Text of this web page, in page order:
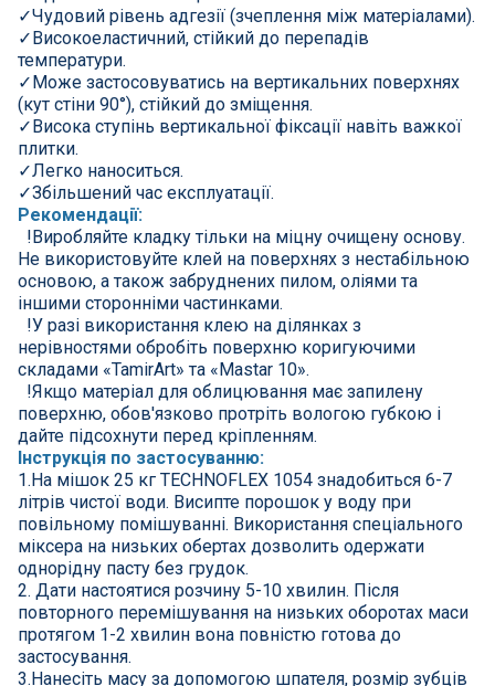
✓Чудовий рівень адгезії (зчеплення між матеріалами).
✓Високоеластичний, стійкий до перепадів
температури.
✓Може застосовуватись на вертикальних поверхнях
(кут стіни 90°), стійкий до зміщення.
✓Висока ступінь вертикальної фіксації навіть важкої
плитки.
✓Легко наноситься.
✓Збільшений час експлуатації.
Рекомендації:
!Виробляйте кладку тільки на міцну очищену основу.
Не використовуйте клей на поверхнях з нестабільною
основою, а також забруднених пилом, оліями та
іншими сторонніми частинками.
!У разі використання клею на ділянках з
нерівностями обробіть поверхню коригуючими
складами «TamirArt» та «Mastar 10».
!Якщо матеріал для облицювання має запилену
поверхню, обов'язково протріть вологою губкою і
дайте підсохнути перед кріпленням.
Інструкція по застосуванню:
1.На мішок 25 кг TECHNOFLEX 1054 знадобиться 6-7
літрів чистої води. Висипте порошок у воду при
повільному помішуванні. Використання спеціального
міксера на низьких обертах дозволить одержати
однорідну пасту без грудок.
2. Дати настоятися розчину 5-10 хвилин. Після
повторного перемішування на низьких оборотах маси
протягом 1-2 хвилин вона повністю готова до
застосування.
3.Нанесіть масу за допомогою шпателя, розмір зубців